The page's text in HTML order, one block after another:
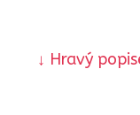
↓ Hravý